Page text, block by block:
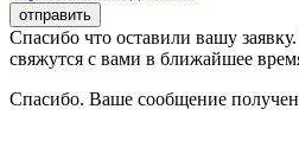
Спасибо что оставили вашу
свяжутся с вами в ближайшее
Спасибо. Ваше сообщение